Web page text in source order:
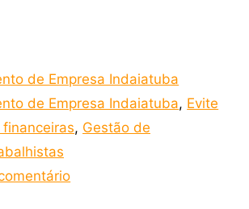
de Empresa Indaiatuba
de Empresa Indaiatuba, Evite
, Gestão de